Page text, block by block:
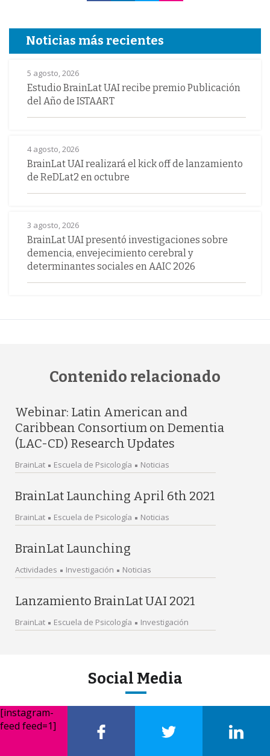
Noticias más recientes
5 agosto, 2026
Estudio BrainLat UAI recibe premio Publicación
del Año de ISTAART
4 agosto, 2026
BrainLat UAI realizará el kick off de lanzamiento
de ReDLat2 en octubre
3 agosto, 2026
BrainLat UAI presentó investigaciones sobre
demencia, envejecimiento cerebral y
determinantes sociales en AAIC 2026
Contenido relacionado
Webinar: Latin American and
Caribbean Consortium on Dementia
(LAC-CD) Research Updates
BrainLat Escuela de Psicología Noticias
BrainLat Launching April 6th 2021
BrainLat Escuela de Psicología Noticias
BrainLat Launching
Actividades Investigación Noticias
Lanzamiento BrainLat UAI 2021
BrainLat Escuela de Psicología Investigación
Social Media
[instagram-
feed feed=1]